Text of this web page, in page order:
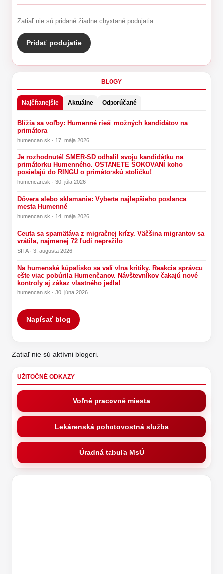
Zatiaľ nie sú pridané žiadne chystané podujatia.
Pridať podujatie
BLOGY
Najčítanejšie Aktuálne Odporúčané
Blížia sa voľby: Humenné rieši možných kandidátov na
primátora
humencan.sk · 17. mája 2026
Je rozhodnuté! SMER-SD odhalil svoju kandidátku na
primátorku Humenného. OSTANETE ŠOKOVANÍ koho
posielajú do RINGU o primátorskú stoličku!
humencan.sk · 30. júla 2026
Dôvera alebo sklamanie: Vyberte najlepšieho poslanca
mesta Humenné
humencan.sk · 14. mája 2026
Ceuta sa spamätáva z migračnej krízy. Väčšina migrantov sa
vrátila, najmenej 72 ľudí neprežilo
SITA · 3. augusta 2026
Na humenské kúpalisko sa valí vlna kritiky. Reakcia správcu
ešte viac pobúrila Humenčanov. Návštevníkov čakajú nové
kontroly aj zákaz vlastného jedla!
humencan.sk · 30. júna 2026
Napísať blog
Zatiaľ nie sú aktívni blogeri.
UŽITOČNÉ ODKAZY
Voľné pracovné miesta
Lekárenská pohotovostná služba
Úradná tabuľa MsÚ